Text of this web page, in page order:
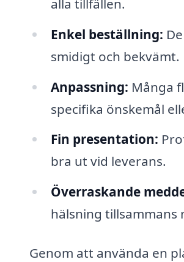
alla tillfällen.
Enkel beställning:
smidigt och bekvämt.
Anpassning: Många
specifika önskemål
Fin presentation:
bra ut vid leverans.
Överraskande
hälsning tillsammans
Genom att använda en